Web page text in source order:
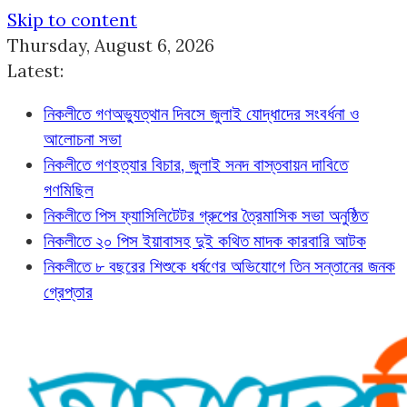
Skip to content
Thursday, August 6, 2026
Latest:
নিকলীতে গণঅভ্যুত্থান দিবসে জুলাই যোদ্ধাদের সংবর্ধনা ও
আলোচনা সভা
নিকলীতে গণহত্যার বিচার, জুলাই সনদ বাস্তবায়ন দাবিতে
গণমিছিল
নিকলীতে পিস ফ্যাসিলিটেটর গ্রুপের ত্রৈমাসিক সভা অনুষ্ঠিত
নিকলীতে ২০ পিস ইয়াবাসহ দুই কথিত মাদক কারবারি আটক
নিকলীতে ৮ বছরের শিশুকে ধর্ষণের অভিযোগে তিন সন্তানের জনক
গ্রেপ্তার